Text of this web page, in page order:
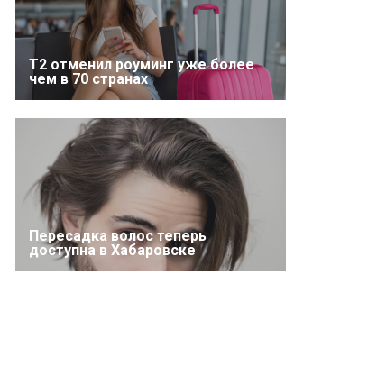
Т2 отменил роуминг уже более
чем в 70 странах
Пересадка волос теперь
доступна в Хабаровске